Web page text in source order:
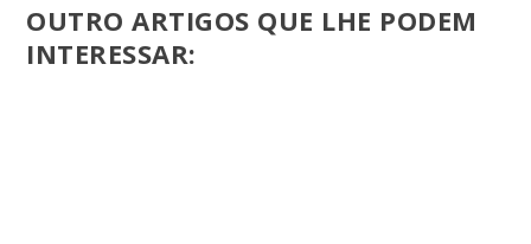
OUTRO ARTIGOS QUE LHE PODEM
INTERESSAR: